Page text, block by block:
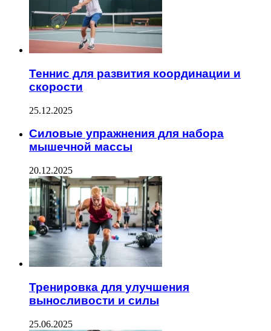
Теннис для развития координации и
скорости
25.12.2025
Силовые упражнения для набора
мышечной массы
20.12.2025
Тренировка для улучшения
выносливости и силы
25.06.2025